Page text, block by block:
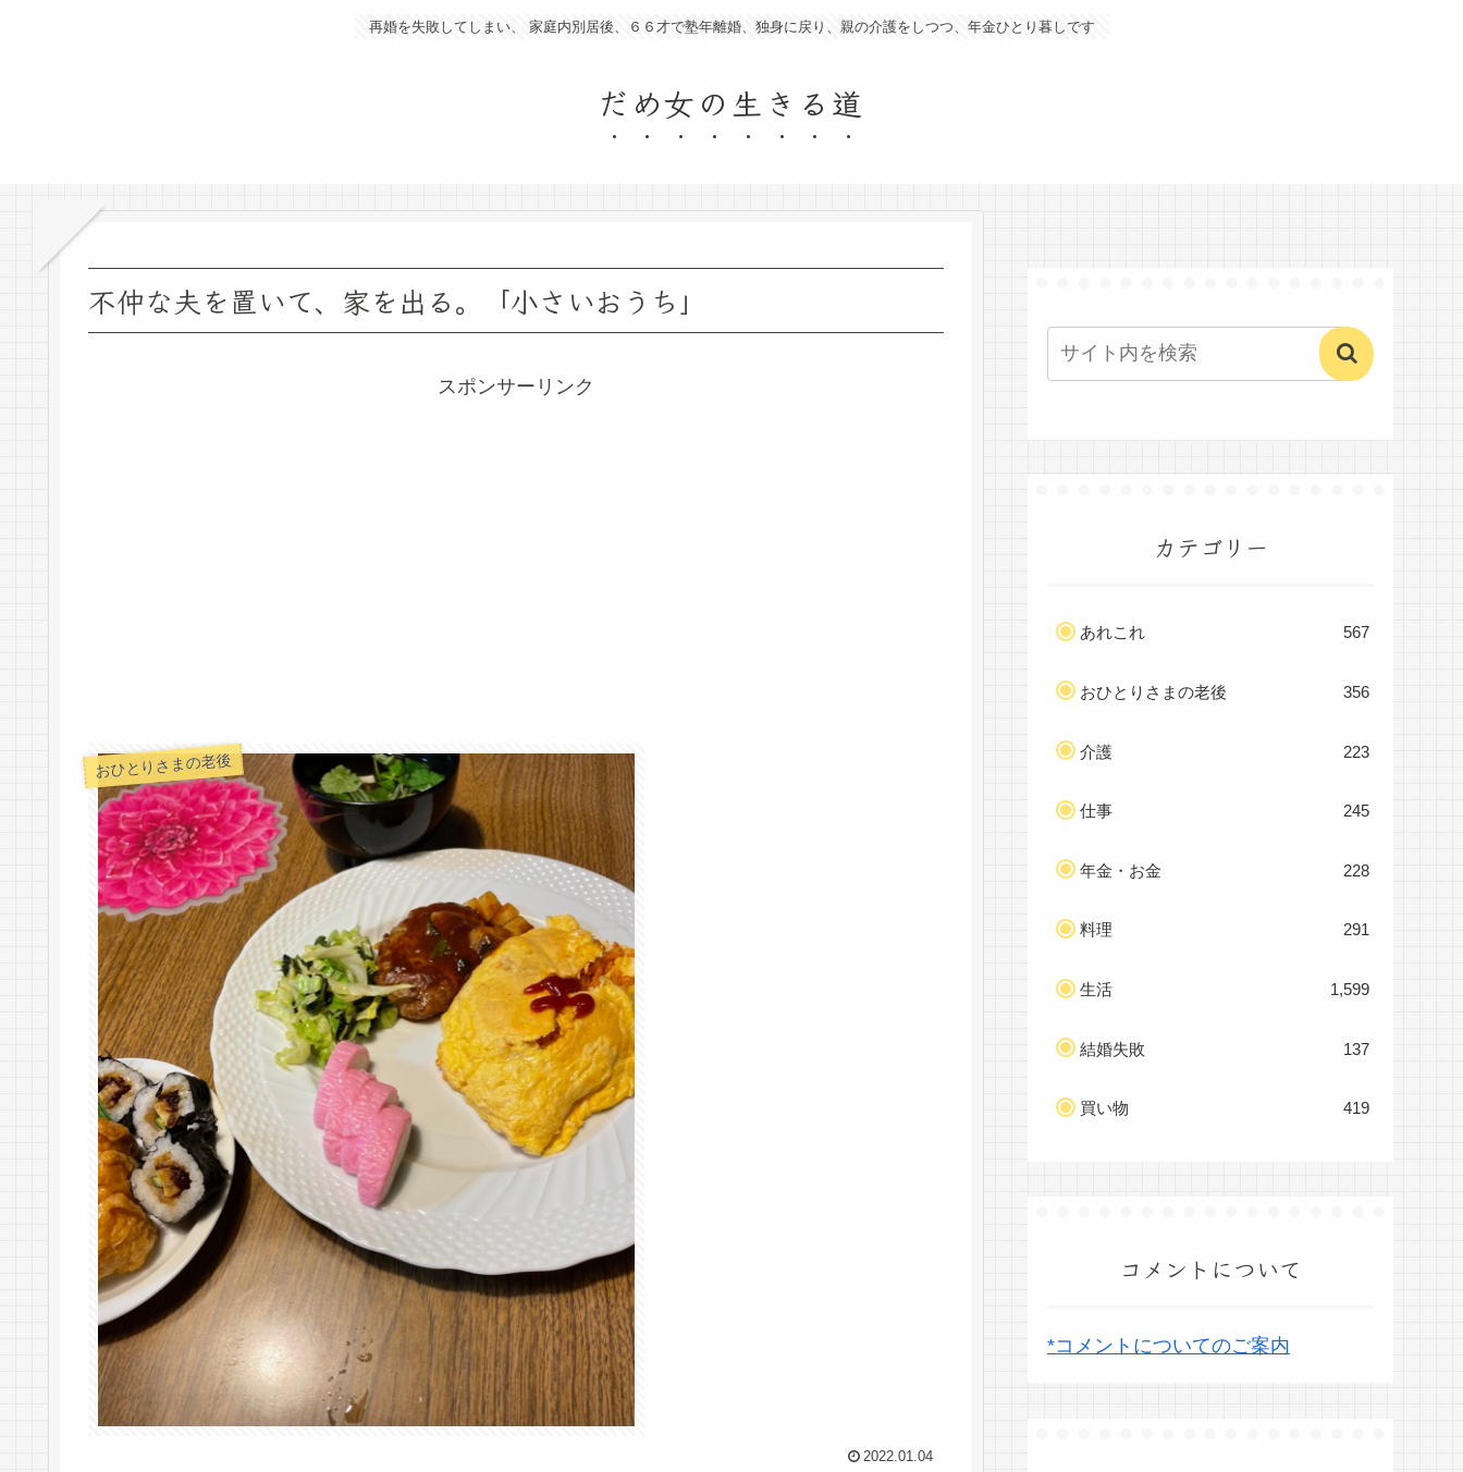
再婚を失敗してしまい、 家庭内別居後、６６才で塾年離婚、独身に戻り、親の介護をしつつ、年金ひとり暮しです
だめ女の生きる道
不仲な夫を置いて、家を出る。「小さいおうち」
スポンサーリンク
おひとりさまの老後
2022.01.04
カテゴリー
あれこれ 567
おひとりさまの老後 356
介護 223
仕事 245
年金・お金 228
料理 291
生活 1,599
結婚失敗 137
買い物 419
コメントについて
*コメントについてのご案内